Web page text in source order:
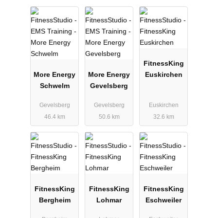
More Energy
Schwelm
Gevelsberg
46.4 km
More Energy
Gevelsberg
Gevelsberg
50.6 km
FitnessKing
Euskirchen
Euskirchen
32.6 km
FitnessKing
Bergheim
FitnessKing
Lohmar
FitnessKing
Eschweiler